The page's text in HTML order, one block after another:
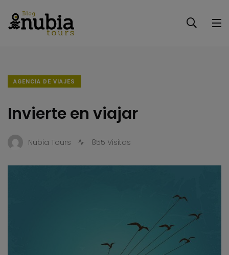
AGENCIA DE VIAJES
Invierte en viajar
Nubia Tours 855 Visitas